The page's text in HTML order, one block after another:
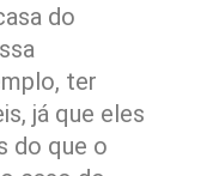
do
ter
já que eles
do que o